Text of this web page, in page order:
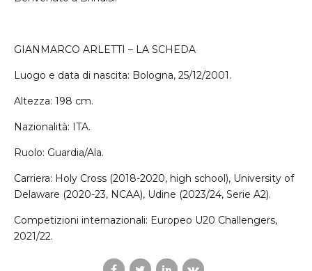
GIANMARCO ARLETTI – LA SCHEDA
Luogo e data di nascita: Bologna, 25/12/2001.
Altezza: 198 cm.
Nazionalità: ITA.
Ruolo: Guardia/Ala.
Carriera: Holy Cross (2018-2020, high school), University of
Delaware (2020-23, NCAA), Udine (2023/24, Serie A2).
Competizioni internazionali: Europeo U20 Challengers,
2021/22.